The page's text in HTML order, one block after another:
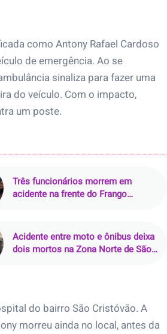
como Antony Rafael Cardoso
de emergência. Ao se
sinaliza para fazer uma
do veículo. Com o impacto,
um poste.
Três funcionários morrem em
acidente na frente do Frango
Acidente entre moto e ônibus deixa
dois mortos na Zona Norte de São
do bairro São Cristóvão. A
morreu ainda no local, antes da